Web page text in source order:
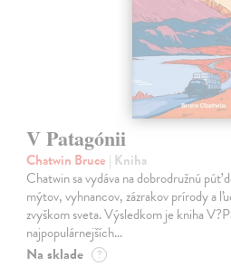
V Patagónii
Chatwin Bruce | Kniha
Chatwin sa vydáva na dobrodružnú púť
mýtov, vyhnancov, zázrakov prírody a
zvyškom sveta. Výsledkom je kniha
najpopulárnejších…
Na sklade ?